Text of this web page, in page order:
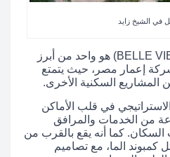
في الشيخ زايد
كمبوند بيل في الشيخ زايد (BELLE VIE) هو واحد من أبرز
إعمار مصر، حيث يتمتع
المشاريع السكنية الأخرى.
في قلب الأماكن
من الخدمات والمرافق
السكان. كما أنه يقع بالقرب من
الما، مع تصاميم